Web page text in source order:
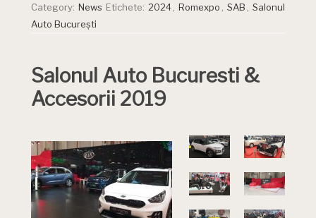
Category: News Etichete: 2024 Romexpo SAB
Salonul
Auto București
Salonul Auto Bucuresti &
Accesorii 2019